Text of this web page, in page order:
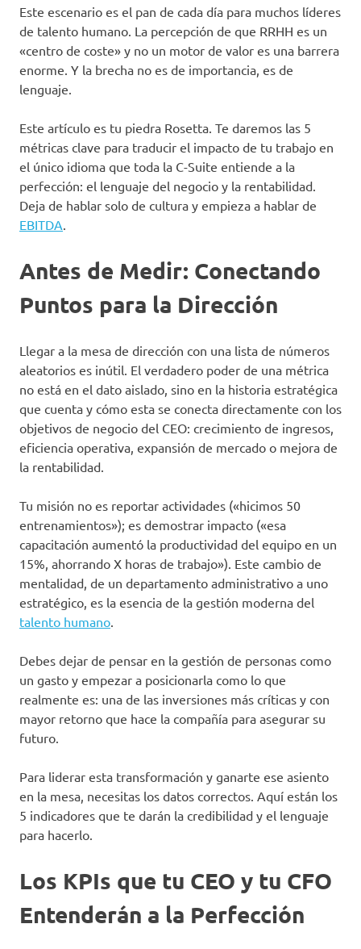
Este escenario es el pan de cada día para muchos líderes
de talento humano. La percepción de que RRHH es un
«centro de coste» y no un motor de valor es una barrera
enorme. Y la brecha no es de importancia, es de
lenguaje.
Este artículo es tu piedra Rosetta. Te daremos las 5
métricas clave para traducir el impacto de tu trabajo en
el único idioma que toda la C-Suite entiende a la
perfección: el lenguaje del negocio y la rentabilidad.
Deja de hablar solo de cultura y empieza a hablar de
EBITDA.
Antes de Medir: Conectando
Puntos para la Dirección
Llegar a la mesa de dirección con una lista de números
aleatorios es inútil. El verdadero poder de una métrica
no está en el dato aislado, sino en la historia estratégica
que cuenta y cómo esta se conecta directamente con los
objetivos de negocio del CEO: crecimiento de ingresos,
eficiencia operativa, expansión de mercado o mejora de
la rentabilidad.
Tu misión no es reportar actividades («hicimos 50
entrenamientos»); es demostrar impacto («esa
capacitación aumentó la productividad del equipo en un
15%, ahorrando X horas de trabajo»). Este cambio de
mentalidad, de un departamento administrativo a uno
estratégico, es la esencia de la gestión moderna del
talento humano.
Debes dejar de pensar en la gestión de personas como
un gasto y empezar a posicionarla como lo que
realmente es: una de las inversiones más críticas y con
mayor retorno que hace la compañía para asegurar su
futuro.
Para liderar esta transformación y ganarte ese asiento
en la mesa, necesitas los datos correctos. Aquí están los
5 indicadores que te darán la credibilidad y el lenguaje
para hacerlo.
Los KPIs que tu CEO y tu CFO
Entenderán a la Perfección